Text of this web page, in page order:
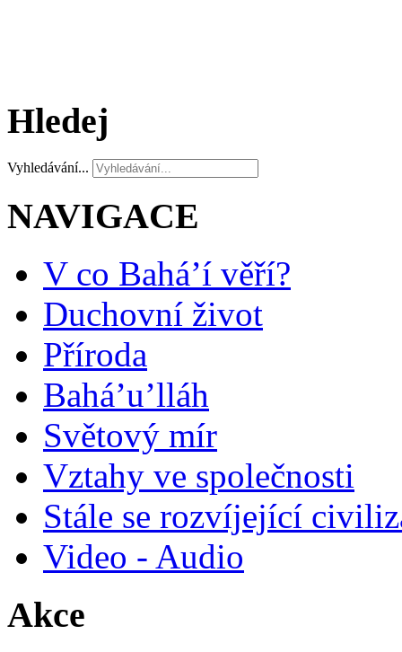
Hledej
Vyhledávání...
NAVIGACE
V co Bahá’í věří?
Duchovní život
Příroda
Bahá’u’lláh
Světový mír
Vztahy ve společnosti
Stále se rozvíjející
Video - Audio
Akce